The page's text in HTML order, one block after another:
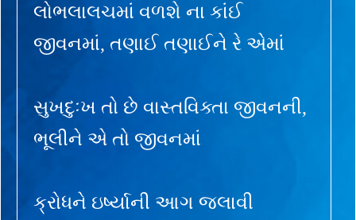
લોભલાલચમાં વળશે ના કાંઈ
જીવનમાં, તણાઈ તણાઈને રે એમાં
સુખદુઃખ તો છે વાસ્તવિક્તા જીવનની,
ભૂલીને એ તો જીવનમાં
ક્રોધને ઇર્ષ્યાની આગ જલાવી